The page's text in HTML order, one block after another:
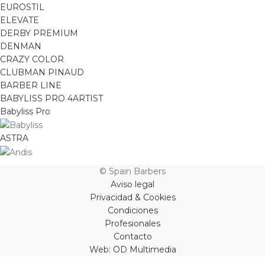
EUROSTIL
ELEVATE
DERBY PREMIUM
DENMAN
CRAZY COLOR
CLUBMAN PINAUD
BARBER LINE
BABYLISS PRO 4ARTIST
Babyliss Pro
ASTRA
© Spain Barbers
Aviso legal
Privacidad & Cookies
Condiciones
Profesionales
Contacto
Web: OD Multimedia